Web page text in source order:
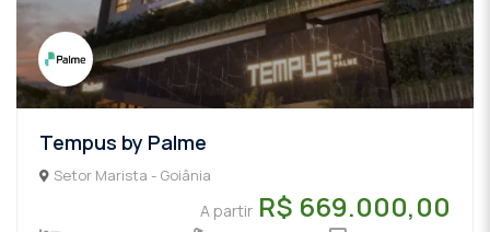
Tempus by Palme
Setor Marista - Goiânia
A partir R$ 669.000,00